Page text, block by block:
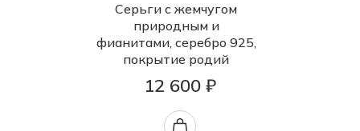
Серьги с жемчугом
природным и
фианитами, серебро 925,
покрытие родий
12 600 ₽